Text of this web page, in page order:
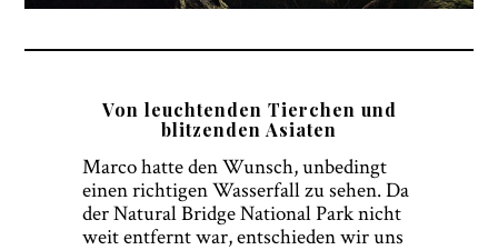
Von leuchtenden Tierchen und
blitzenden Asiaten
Marco hatte den Wunsch, unbedingt
einen richtigen Wasserfall zu sehen. Da
der Natural Bridge National Park nicht
weit entfernt war, entschieden wir uns